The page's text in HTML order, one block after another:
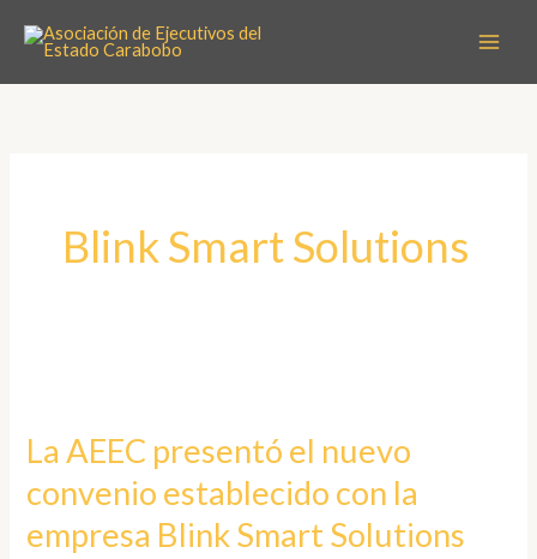
contenido
Blink Smart Solutions
La AEEC presentó el nuevo
convenio establecido con la
empresa Blink Smart Solutions
presentó
convenio